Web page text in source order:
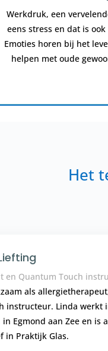
Werkdruk, een
eens stress en dat is
Emoties horen bij het
helpen met oude
Het
en Quantum Touch
als
instructeur. Linda werkt
in Egmond aan Zee en is
in Praktijk Glas.